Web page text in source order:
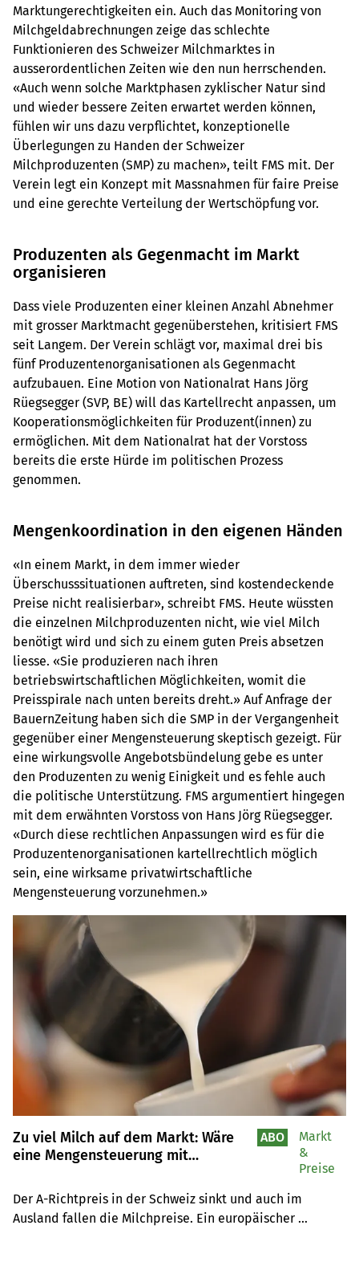
Marktungerechtigkeiten ein. Auch das Monitoring von
Milchgeldabrechnungen zeige das schlechte
Funktionieren des Schweizer Milchmarktes in
ausserordentlichen Zeiten wie den nun herrschenden.
«Auch wenn solche Marktphasen zyklischer Natur sind
und wieder bessere Zeiten erwartet werden können,
fühlen wir uns dazu verpflichtet, konzeptionelle
Überlegungen zu Handen der Schweizer
Milchproduzenten (SMP) zu machen», teilt FMS mit. Der
Verein legt ein Konzept mit Massnahmen für faire Preise
und eine gerechte Verteilung der Wertschöpfung vor.
Produzenten als Gegenmacht im Markt
organisieren
Dass viele Produzenten einer kleinen Anzahl Abnehmer
mit grosser Marktmacht gegenüberstehen, kritisiert FMS
seit Langem. Der Verein schlägt vor, maximal drei bis
fünf Produzentenorganisationen als Gegenmacht
aufzubauen. Eine Motion von Nationalrat Hans Jörg
Rüegsegger (SVP, BE) will das Kartellrecht anpassen, um
Kooperationsmöglichkeiten für Produzent(innen) zu
ermöglichen. Mit dem Nationalrat hat der Vorstoss
bereits die erste Hürde im politischen Prozess
genommen.
Mengenkoordination in den eigenen Händen
«In einem Markt, in dem immer wieder
Überschusssituationen auftreten, sind kostendeckende
Preise nicht realisierbar», schreibt FMS. Heute wüssten
die einzelnen Milchproduzenten nicht, wie viel Milch
benötigt wird und sich zu einem guten Preis absetzen
liesse. «Sie produzieren nach ihren
betriebswirtschaftlichen Möglichkeiten, womit die
Preisspirale nach unten bereits dreht.» Auf Anfrage der
BauernZeitung haben sich die SMP in der Vergangenheit
gegenüber einer Mengensteuerung skeptisch gezeigt. Für
eine wirkungsvolle Angebotsbündelung gebe es unter
den Produzenten zu wenig Einigkeit und es fehle auch
die politische Unterstützung. FMS argumentiert hingegen
mit dem erwähnten Vorstoss von Hans Jörg Rüegsegger.
«Durch diese rechtlichen Anpassungen wird es für die
Produzentenorganisationen kartellrechtlich möglich
sein, eine wirksame privatwirtschaftliche
Mengensteuerung vorzunehmen.»
Zu viel Milch auf dem Markt: Wäre
eine Mengensteuerung mit
Der A-Richtpreis in der Schweiz sinkt und auch im
Ausland fallen die Milchpreise. Ein europäischer
ABO
Markt
&
Preise